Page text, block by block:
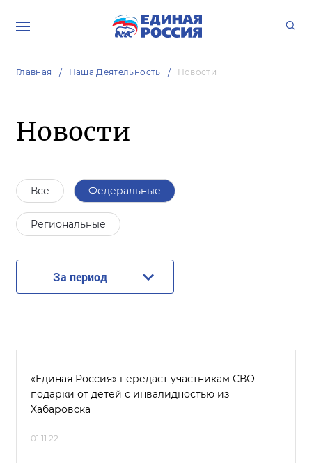
Главная Наша Деятельность Новости
Новости
Все Федеральные
Региональные
За период
«Единая Россия» передаст участникам СВО
подарки от детей с инвалидностью из
Хабаровска
01.11.22